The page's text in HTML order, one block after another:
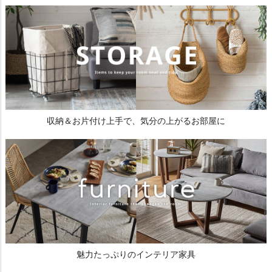
収納＆お片付け上手で、気分の上がるお部屋に
魅力たっぷりのインテリア家具